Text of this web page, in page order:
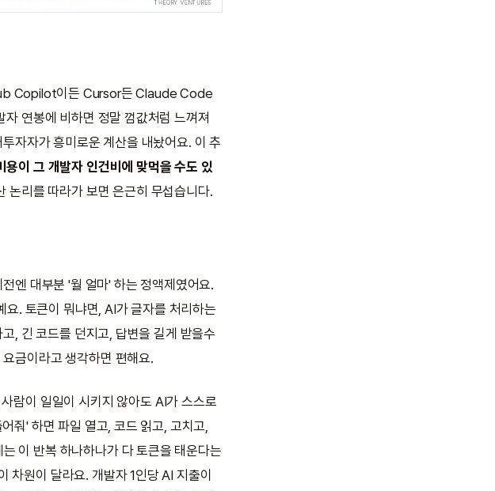
Copilot이든 Cursor든 Claude Code
연봉에 비하면 정말 껌값처럼 느껴져
자자가 흥미로운 계산을 내놨어요. 이 추
이 그 개발자 인건비에 맞먹을 수도 있
논리를 따라가 보면 은근히 무섭습니다.
엔 대부분 '월 얼마' 하는 정액제였어요.
요. 토큰이 뭐냐면, AI가 글자를 처리하는
, 긴 코드를 던지고, 답변을 길게 받을수
금이라고 생각하면 편해요.
람이 일일이 시키지 않아도 AI가 스스로
줘' 하면 파일 열고, 코드 읽고, 고치고,
이 반복 하나하나가 다 토큰을 태운다는
차원이 달라요. 개발자 1인당 AI 지출이